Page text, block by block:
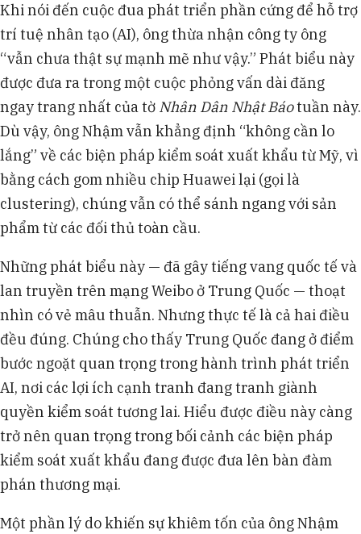
Khi nói đến cuộc đua phát triển phần cứng để hỗ trợ
trí tuệ nhân tạo (AI), ông thừa nhận công ty ông
“vẫn chưa thật sự mạnh mẽ như vậy.” Phát biểu này
được đưa ra trong một cuộc phỏng vấn dài đăng
ngay trang nhất của tờ Nhân Dân Nhật Báotuần này.
Dù vậy, ông Nhậm vẫn khẳng định “không cần lo
lắng” về các biện pháp kiểm soát xuất khẩu từ Mỹ, vì
bằng cách gom nhiều chip Huawei lại (gọi là
clustering), chúng vẫn có thể sánh ngang với sản
phẩm từ các đối thủ toàn cầu.
Những phát biểu này — đã gây tiếng vang quốc tế và
lan truyền trên mạng Weibo ở Trung Quốc — thoạt
nhìn có vẻ mâu thuẫn. Nhưng thực tế là cả hai điều
đều đúng. Chúng cho thấy Trung Quốc đang ở điểm
bước ngoặt quan trọng trong hành trình phát triển
AI, nơi các lợi ích cạnh tranh đang tranh giành
quyền kiểm soát tương lai. Hiểu được điều này càng
trở nên quan trọng trong bối cảnh các biện pháp
kiểm soát xuất khẩu đang được đưa lên bàn đàm
phán thương mại.
Một phần lý do khiến sự khiêm tốn của ông Nhậm